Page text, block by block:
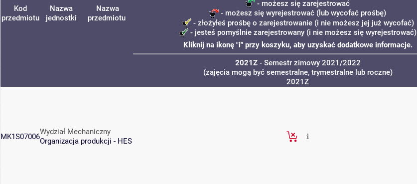
Kod
przedmiotu
Nazwa
jednostki
Nazwa
przedmiotu
- możesz się zarejestrować
- możesz się wyrejestrować (lub wycofać prośbę)
- złożyłeś prośbę o zarejestrowanie (i nie możesz jej już wycofać)
- jesteś pomyślnie zarejestrowany (i nie możesz się wyrejestrować)
Kliknij na ikonę "i" przy koszyku, aby uzyskać dodatkowe informacje.
2021Z- Semestr zimowy 2021/2022
(zajęcia mogą być semestralne, trymestralne lub roczne)
2021Z
MK1S07006
Wydział Mechaniczny
Organizacja produkcji - HES